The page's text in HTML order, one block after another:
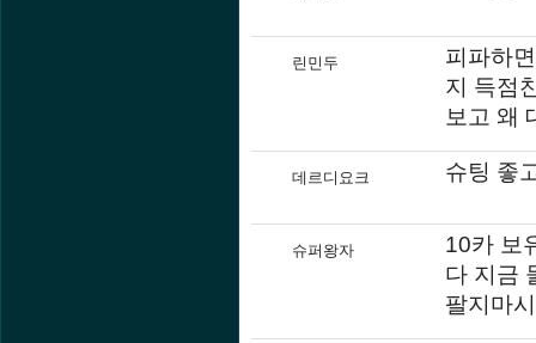
린민두
피파하
지 득점
보고 왜
데르디요크 슈팅 좋
슈퍼왕자
10카 보
다 지금
팔지마